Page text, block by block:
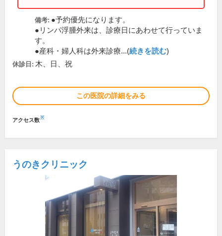
備考: ●予約優先になります。
●リンパ浮腫外来は、診療日にあわせて行っていま
す。
●産科・婦人科は外来診療...(続きを読む)
休診日: 木、日、祝
この医院の詳細をみる
アクセス数※
うのきクリニック